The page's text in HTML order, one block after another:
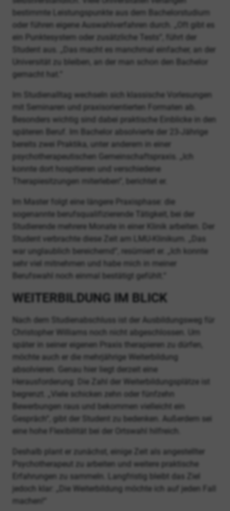
bestimmte Leistungspunkte aus dem Bachelorstudium
oder führen eigene Auswahlverfahren durch. „Oft gibt es
ein Punktesystem oder zusätzliche Tests“, führt der
Student aus. „Das macht es manchmal einfacher, an der
Universität zu bleiben, an der man schon den Bachelor
gemacht hat.“
Im Studienalltag wechseln sich klassische Vorlesungen
mit Seminaren und praxisorientierten Formaten ab.
Besonders wichtig sind dabei praktische Einblicke in den
späteren Beruf. Im Bachelor absolvierte der 23-Jährige
bereits zwei Praktika, unter anderem in einer
psychotherapeutischen Gemeinschaftspraxis. „Ich
konnte dort hospitieren und verschiedene
Therapiesitzungen miterleben“, berichtet er.
Im Master folgt eine längere Praxisphase: die
sogenannte berufsqualifizierende Tätigkeit, bei der
Studierende mehrere Monate in einer Klinik arbeiten. Der
Student verbrachte diese Zeit am LMU-Klinikum. „Das
war unglaublich bereichernd“, resümiert er. „Ich konnte
sehr viel mitnehmen und habe mich in meiner
Berufswahl noch einmal bestätigt gefühlt.“
WEITERBILDUNG IM BLICK
Nach dem Studienabschluss ist der Ausbildungsweg für
Christopher Williams noch nicht abgeschlossen. Um
später in seiner eigenen Praxis therapieren zu dürfen,
möchte auch er die mehrjährige Weiterbildung
absolvieren. Genau hier liegt derzeit eine
Herausforderung: Die Zahl der Weiterbildungsplätze ist
begrenzt. „Viele schicken zehn oder fünfzehn
Bewerbungen raus und bekommen vielleicht ein
Gespräch“, gibt der Student zu bedenken. Außerdem sei
eine hohe Flexibilität bei der Ortswahl hilfreich.
Deshalb plant er zunächst, einige Zeit als angestellter
Psychotherapeut zu arbeiten und weitere praktische
Erfahrungen zu sammeln. Langfristig bleibt das Ziel
jedoch klar: „Die Weiterbildung möchte ich auf jeden Fall
machen!“